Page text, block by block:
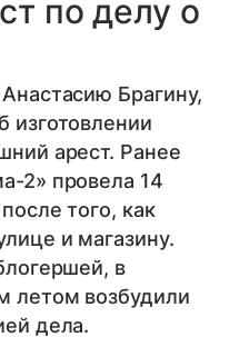
по делу о
Брагину,
изготовлении
арест. Ранее
2» провела 14
того, как
и магазину.
в
летом возбудили
дела.